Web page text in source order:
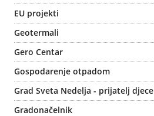
EU projekti
Geotermali
Gero Centar
Gospodarenje otpadom
Grad Sveta Nedelja - prijatelj djece
Gradonačelnik